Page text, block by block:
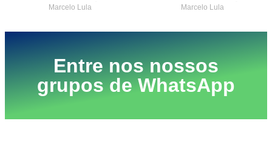
Marcelo Lula Marcelo Lula
Entre nos nossos
grupos de WhatsApp